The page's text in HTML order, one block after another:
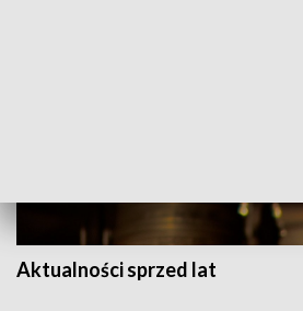
Aktualności sprzed lat